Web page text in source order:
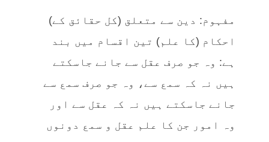
مفہوم: دین سے متعلق (کل حقائق کے)
احکام (کا علم) تین اقسام میں بند
ہے: وہ جو صرف عقل سے جانے جاسکتے
ہیں نہ کہ سمع سے، وہ جو صرف سمع سے
جانے جاسکتے ہیں نہ کہ عقل سے اور
وہ امور جن کا علم عقل و سمع دونوں